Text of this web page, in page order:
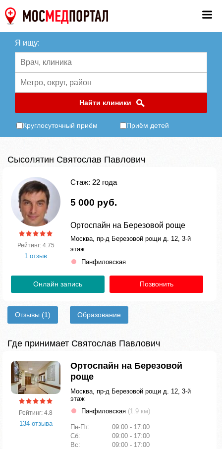
Я ищу:
Найти клиники
Круглосуточный приём Приём детей
Сысолятин Святослав Павлович
Рейтинг: 4.75
1 отзыв
Стаж: 22 года
5 000 руб.
Ортоспайн на Березовой роще
Москва, пр-д Березовой рощи д. 12, 3-й
этаж
Панфиловская
Онлайн запись Позвонить
Отзывы (1) Образование
Где принимает Святослав Павлович
Рейтинг: 4.8
134 отзыва
Ортоспайн на Березовой
роще
Москва, пр-д Березовой рощи д. 12, 3-й
этаж
Панфиловская (1.9 км)
Пн-Пт:
09:00 - 17:00
Сб:
09:00 - 17:00
Вс:
09:00 - 17:00